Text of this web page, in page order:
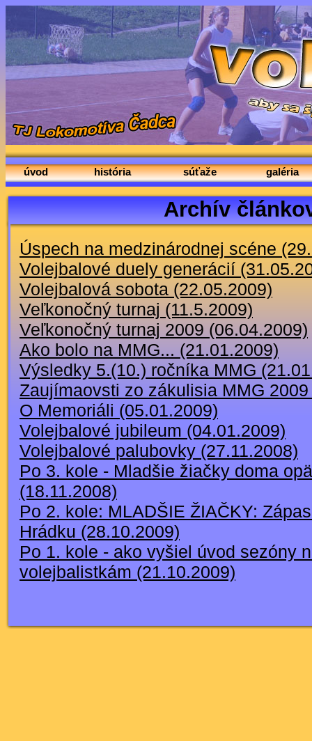
úvod história súťaže galéria
Archív
Úspech na medzinárodnej scéne
Volejbalové duely generácií
Volejbalová sobota (22.05.2009)
Veľkonočný turnaj (11.5.2009)
Veľkonočný turnaj 2009 (06.04.2009)
Ako bolo na MMG... (21.01.2009)
Výsledky 5.(10.) ročníka MMG
Zaujímaovsti zo zákulisia MMG
O Memoriáli (05.01.2009)
Volejbalové jubileum (04.01.2009)
Volejbalové palubovky (27.11.2008)
Po 3. kole - Mladšie žiačky doma
(18.11.2008)
Po 2. kole: MLADŠIE ŽIAČKY:
Hrádku (28.10.2009)
Po 1. kole - ako vyšiel úvod sezóny
volejbalistkám (21.10.2009)